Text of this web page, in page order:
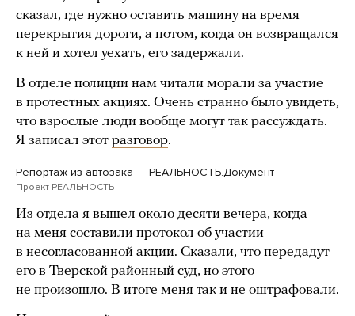
сказал, где нужно оставить машину на время
перекрытия дороги, а потом, когда он возвращался
к ней и хотел уехать, его задержали.
В отделе полиции нам читали морали за участие
в протестных акциях. Очень странно было увидеть,
что взрослые люди вообще могут так рассуждать.
Я записал этот разговор.
Репортаж из автозака — РЕАЛЬНОСТЬ.Документ
Проект РЕАЛЬНОСТЬ
Из отдела я вышел около десяти вечера, когда
на меня составили протокол об участии
в несогласованной акции. Сказали, что передадут
его в Тверской районный суд, но этого
не произошло. В итоге меня так и не оштрафовали.